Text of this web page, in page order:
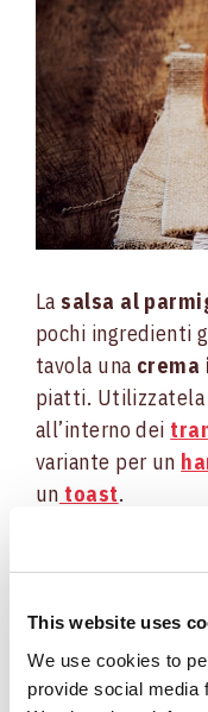
This website uses
We use cookies to
provide social media
La salsa al
pochi ingredienti
tavola una crema
piatti.
all’interno dei
variante per un
un toast.
carne:un arrosto
oppure alcune
delle feste.